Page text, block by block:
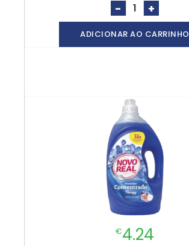
- +
ADICIONAR AO CARRINHO
€4.24